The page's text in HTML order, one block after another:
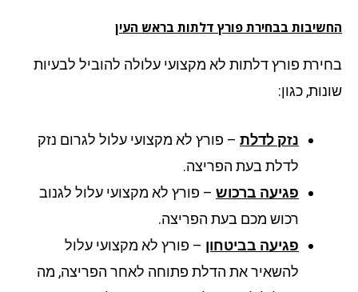
בבחירת פורץ דלתות בראש העין
פורץ דלתות לא מקצועי עלולה להוביל לבעיות
כגון:
נזק לדלת– פורץ לא מקצועי עלול לגרום נזק
לדלת בעת הפריצה.
פגיעה ברכוש– פורץ לא מקצועי עלול לגנוב
רכוש מכם בעת הפריצה.
פגיעה בביטחון– פורץ לא מקצועי עלול
להשאיר את הדלת פתוחה לאחר הפריצה, מה